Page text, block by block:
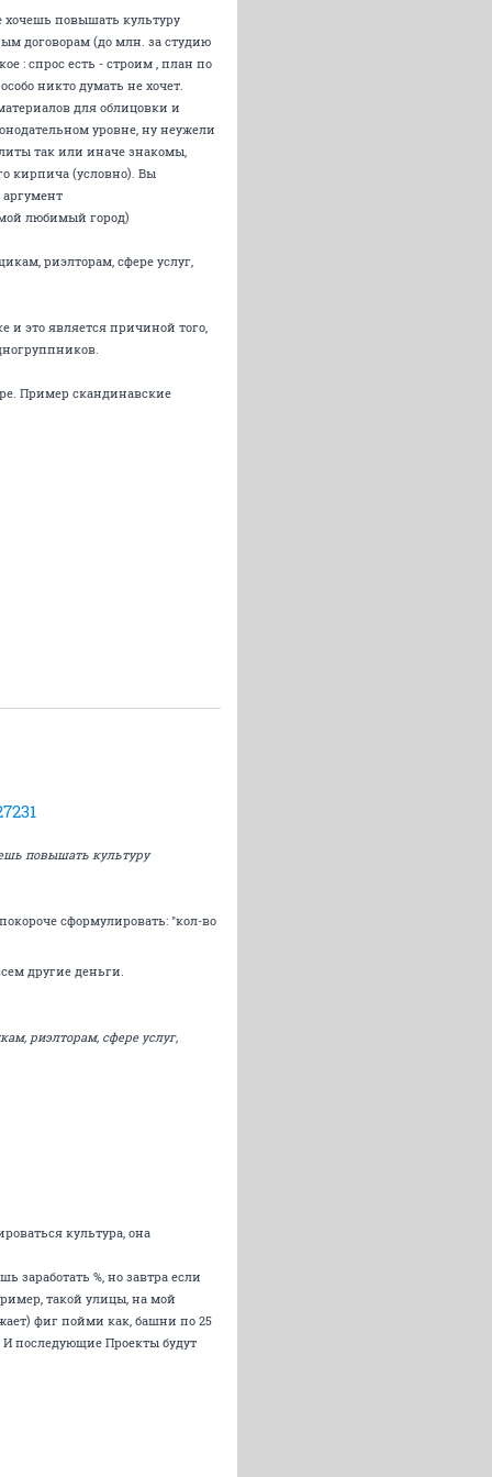
хочешь повышать культуру
договорам (до млн. за студию
: спрос есть - строим , план по
никто думать не хочет.
для облицовки и
уровне, ну неужели
так или иначе знакомы,
кирпича (условно). Вы
аргумент
любимый город)
риэлторам, сфере услуг,
и это является причиной того,
Пример скандинавские
повышать культуру
сформулировать: "кол-во
другие деньги.
риэлторам, сфере услуг,
культура, она
заработать %, но завтра если
такой улицы, на мой
фиг пойми как, башни по 25
И последующие Проекты будут